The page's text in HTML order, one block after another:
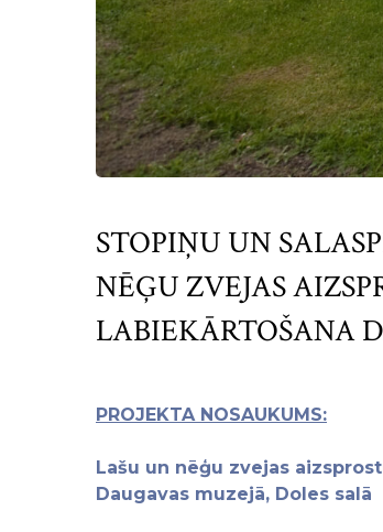
STOPIŅU UN
NĒĢU ZVEJAS
LABIEKĀRTOŠANA
PROJEKTA NOSAUKUMS:
Lašu un nēģu zvejas
Daugavas muzejā, Doles salā